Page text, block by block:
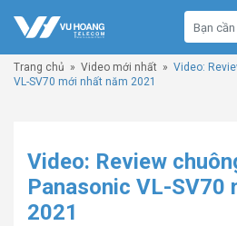
Trang chủ » Video mới nhất » Video:
VL-SV70 mới nhất năm 2021
Video: Review
Panasonic VL-SV70
2021